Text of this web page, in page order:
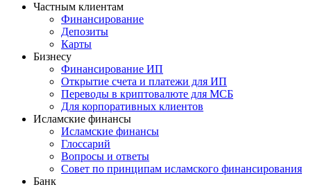
Частным клиентам
Финансирование
Депозиты
Карты
Бизнесу
Финансирование ИП
Открытие счета и платежи для ИП
Переводы в криптовалюте для МСБ
Для корпоративных клиентов
Исламские финансы
Исламские финансы
Глоссарий
Вопросы и ответы
Совет по принципам исламского финансирования
Банк